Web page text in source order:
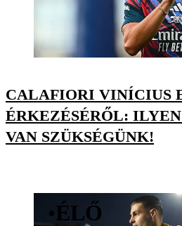
CALAFIORI VINÍCIUS
ÉRKEZÉSÉRŐL:
VAN SZÜKSÉGÜNK!
•ÉLŐ